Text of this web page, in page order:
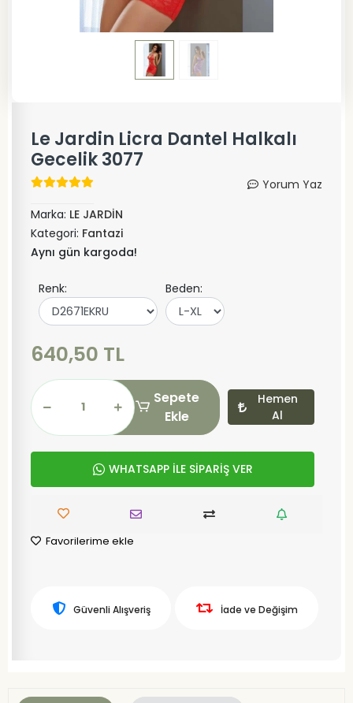
Le Jardin Licra Dantel Halkalı
Gecelik 3077
Yorum Yaz
Marka: LE JARDİN
Kategori: Fantazi
Aynı gün kargoda!
Renk: Beden:
640,50 TL
Sepete
Ekle
Hemen
Al
WHATSAPP İLE SİPARİŞ VER
Favorilerime ekle
Güvenli Alışveriş İade ve Değişim